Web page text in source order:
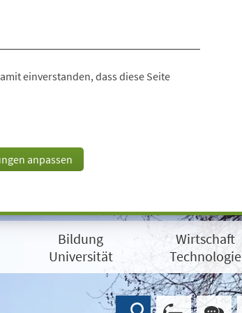
einverstanden, dass diese Seite
anpassen
Bildung
Universität
Wirtschaft
Technologie